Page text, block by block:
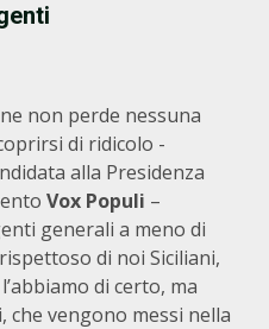
non perde nessuna
di ridicolo -
alla Presidenza
Vox Populi –
generali a meno di
di noi Siciliani,
di certo, ma
che vengono messi nella